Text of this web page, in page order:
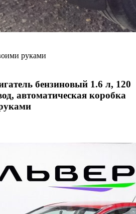
руками
бензиновый 1.6 л, 120
автоматическая коробка